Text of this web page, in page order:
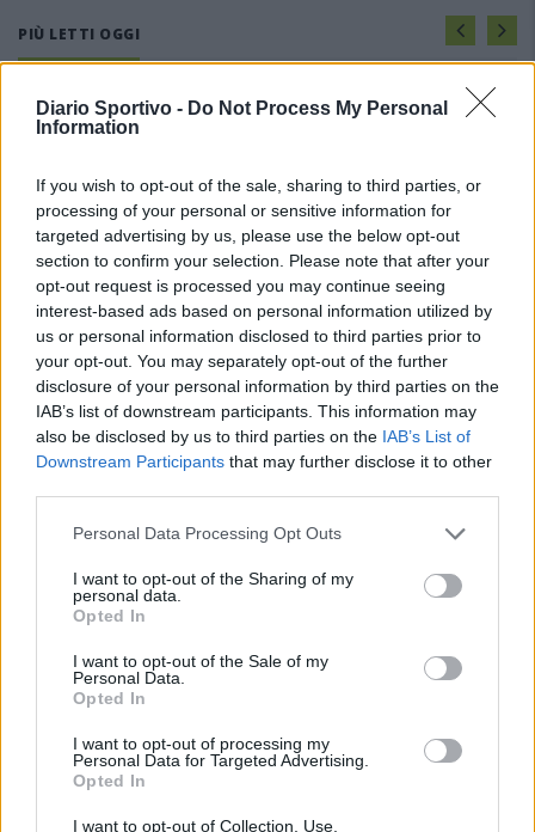
Diario Sportivo - Do Not Process My Personal
Information
If you wish to opt-out of the sale, sharing to third parties, or
processing of your personal or sensitive information for
targeted advertising by us, please use the below opt-out
section to confirm your selection. Please note that after your
opt-out request is processed you may continue seeing
interest-based ads based on personal information utilized by
us or personal information disclosed to third parties prior to
your opt-out. You may separately opt-out of the further
disclosure of your personal information by third parties on the
IAB’s list of downstream participants. This information may
also be disclosed by us to third parties on the IAB’s List of
Downstream Participants that may further disclose it to other
Personal Data Processing Opt Outs
I want to opt-out of the Sharing of my
personal data.
Opted In
I want to opt-out of the Sale of my
Personal Data.
Opted In
I want to opt-out of processing my
Personal Data for Targeted Advertising.
Opted In
I want to opt-out of Collection, Use,
PIÙ LETTI OGGI
Il CR sardo esclude anche l'Olbia: l'Usinese è
Coppa Italia: gli accoppiamenti degli ottavi
di finale con i derby di Gallura, Barbagia e
Ogliastra
5 Ago 2026
Coppa Italia: gli accoppiamenti dei 16esimi di
finale con i derby a Cagliari, Sassari e
Macomer
5 Ago 2026
Colpo dell'Uta con Pisano e arriva anche
Serra, tripletta Cus Cagliari con Piroddi,
Angiargia e Nenna
Scanu, al Macomer arriva Bonfigli